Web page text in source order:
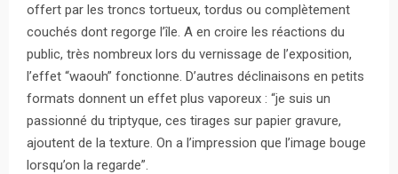
offert par les troncs tortueux, tordus ou complètement
couchés dont regorge l’île. A en croire les réactions du
public, très nombreux lors du vernissage de l’exposition,
l’effet “waouh” fonctionne. D’autres déclinaisons en petits
formats donnent un effet plus vaporeux : “je suis un
passionné du triptyque, ces tirages sur papier gravure,
ajoutent de la texture. On a l’impression que l’image bouge
lorsqu’on la regarde”.